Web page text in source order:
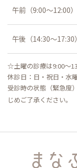
午前（9:00〜12:00）
午後（14:30〜17:30）
☆土曜の診療は9:00〜
休診日：日・祝日・水
受診時の状態（緊急度
じめご了承ください。